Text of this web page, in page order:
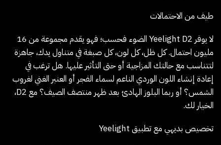
طيف من الاحتمالات
لا يوفر Yeelight D2 الضوء فحسب؛ فهو يقدم مجموعة من 16
مليون احتمال. كل ظل، كل لون، كل صبغة في متناول يدك، جاهزة
لتتناسب مع حالتك المزاجية أو حتى التأثير عليها. هل ترغب في
إعادة إنشاء اللون الوردي الناعم لسماء الفجر أو العنبر الغني لغروب
الشمس؟ أو ربما البلوز الهادئ بعد ظهر منتصف الصيف؟ مع D2،
الخيار لك.
تخصيص بديهي مع تطبيق Yeelight